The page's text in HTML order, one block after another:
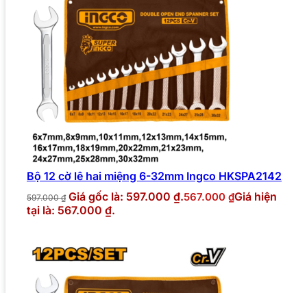
Bộ 12 cờ lê hai miệng 6-32mm Ingco HKSPA2142
597.000₫ Giá gốc là: 597.000 ₫.567.000 ₫Giá hiện
tại là: 567.000 ₫.